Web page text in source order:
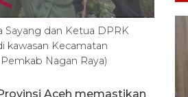
Sayang dan Ketua DPRK
kawasan Kecamatan
Nagan Raya)
Aceh memastikan